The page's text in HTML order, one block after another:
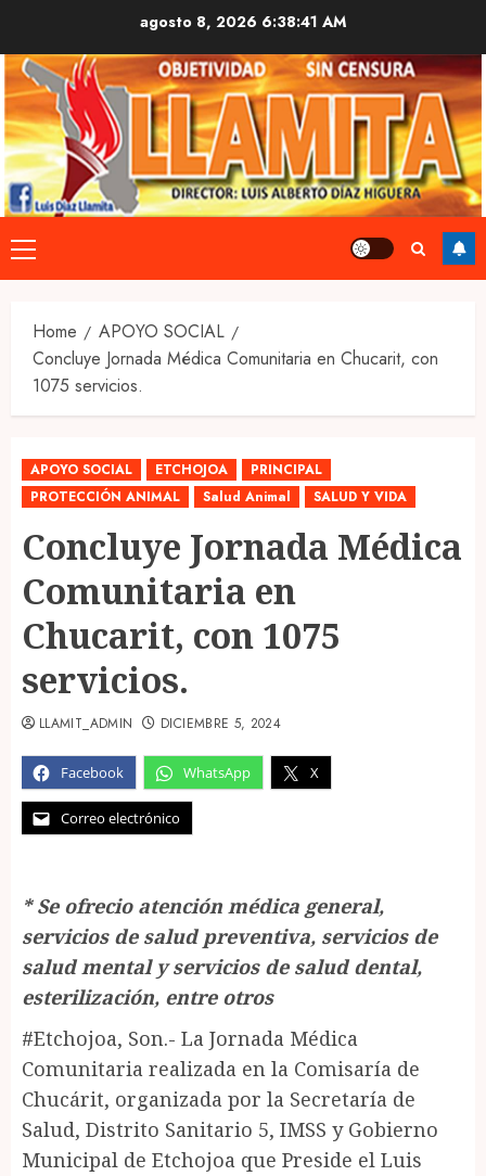
content
agosto 8, 2026 6:38:42 AM
Primary
Menu
Home
APOYO SOCIAL
Concluye Jornada Médica Comunitaria en Chucarit, con
1075 servicios.
APOYO SOCIAL ETCHOJOA
PRINCIPAL
PROTECCIÓN ANIMAL
Salud Animal SALUD Y VIDA
Concluye Jornada Médica
Comunitaria en
Chucarit, con 1075
servicios.
Facebook WhatsApp X
Correo electrónico
LLAMIT_ADMIN DICIEMBRE 5, 2024
* Se ofrecio atención médica general,
servicios de salud preventiva, servicios de
salud mental y servicios de salud dental,
esterilización, entre otros
#Etchojoa, Son.- La Jornada Médica
Comunitaria realizada en la Comisaría de
Chucárit, organizada por la Secretaría de
Salud, Distrito Sanitario 5, IMSS y Gobierno
Municipal de Etchojoa que Preside el Luis